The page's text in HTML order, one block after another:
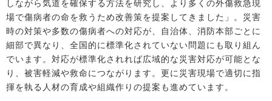
しながら気道を確保する方法を研究し、より多くの外傷救急現
場で傷病者の命を救うため改善策を提案してきました」。災害
時の対策や多数の傷病者への対応が、自治体、消防本部ごとに
細部で異なり、全国的に標準化されていない問題にも取り組ん
でいます。対応が標準化されれば広域的な災害対応が可能とな
り、被害軽減や救命につながります。更に災害現場で適切に指
揮を執る人材の育成や組織作りの提案も進めています。